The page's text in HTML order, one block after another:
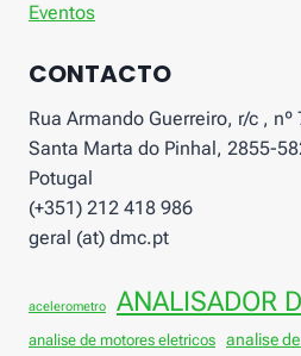
Eventos
CONTACTO
Rua Armando Guerreiro, r/c , nº
Santa Marta do Pinhal, 2855-
Potugal
(+351) 212 418 986
geral (at) dmc.pt
acelerometro ANALISADOR
analise de motores eletricos analise